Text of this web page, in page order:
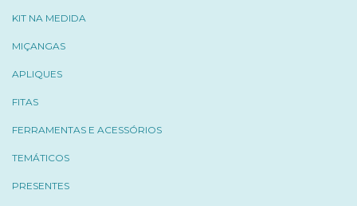
KIT NA MEDIDA
MIÇANGAS
APLIQUES
FITAS
FERRAMENTAS E ACESSÓRIOS
TEMÁTICOS
PRESENTES